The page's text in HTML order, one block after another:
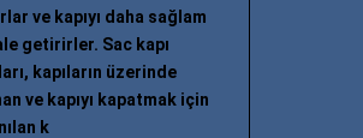
ve kapıyı daha sağlam
getirirler. Sac kapı
kapıların üzerinde
ve kapıyı kapatmak için
k